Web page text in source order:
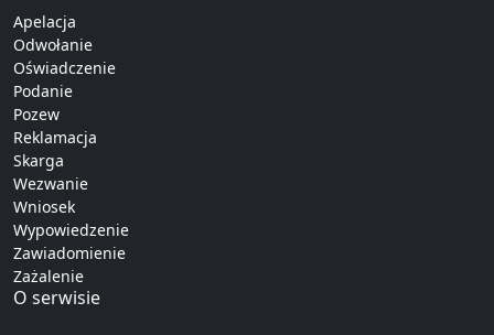
Apelacja
Odwołanie
Oświadczenie
Podanie
Pozew
Reklamacja
Skarga
Wezwanie
Wniosek
Wypowiedzenie
Zawiadomienie
Zażalenie
O serwisie